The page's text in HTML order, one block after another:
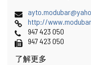
和
地
图
位
置
地
址
电
子
邮
件
地
址
网
页
http://
电
话
947 423 050
传
真
947 423 050
了解更多